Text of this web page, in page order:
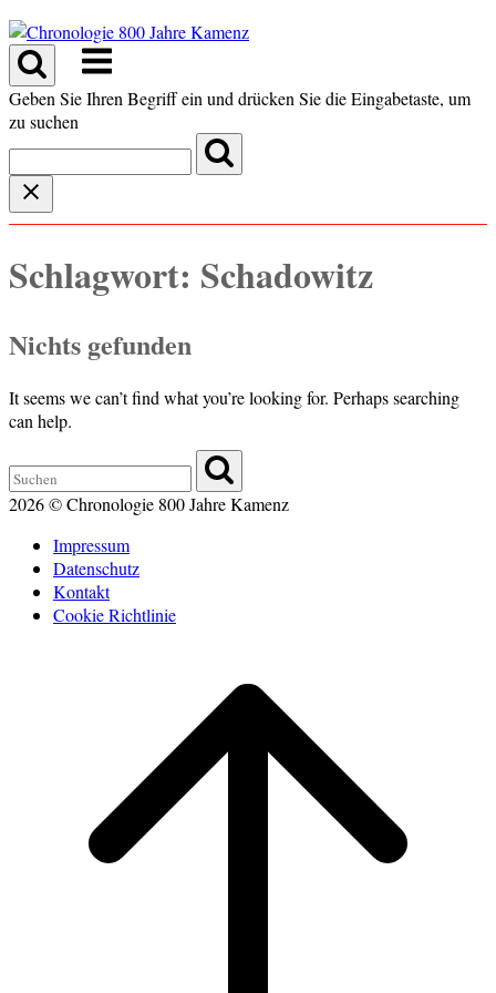
Skip
to
content
Menu
Geben Sie Ihren Begriff ein und drücken Sie die Eingabetaste, um
zu suchen
Schlagwort: Schadowitz
Nichts gefunden
It seems we can’t find what you’re looking for. Perhaps searching
can help.
2026 © Chronologie 800 Jahre Kamenz
Impressum
Datenschutz
Kontakt
Cookie Richtlinie